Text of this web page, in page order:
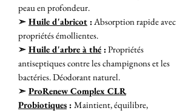
peau en profondeur.
➣ Huile d'abricot : Absorption rapide avec
propriétés émollientes.
➣ Huile d'arbre à thé :Propriétés
antiseptiques contre les champignons et les
bactéries. Déodorant naturel.
➣ ProRenew Complex CLR
Probiotiques : Maintient, équilibre,